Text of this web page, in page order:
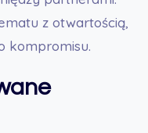
z otwartością,
kompromisu.